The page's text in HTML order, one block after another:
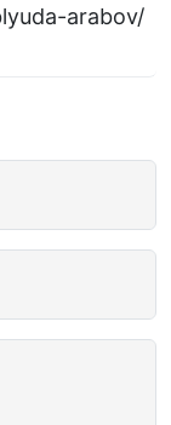
arabov/